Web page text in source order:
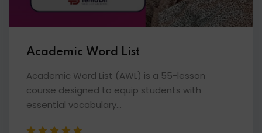
Academic Word List
Academic Word List (AWL) is a 55-lesson
course designed to equip students with
essential vocabulary...